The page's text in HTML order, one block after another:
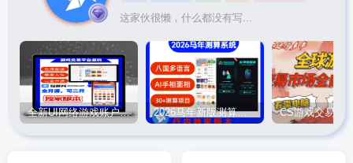
这家伙很懒，什么都没有写...
全新UI网络游戏账户交易平台系统 全开源版本 2026马年新版测算系统源码